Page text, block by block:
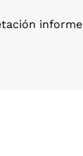
informe